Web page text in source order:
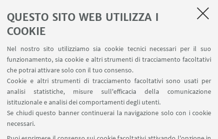
QUESTO SITO WEB UTILIZZA I
COOKIE
Nel nostro sito utilizziamo sia cookie tecnici necessari per il suo
funzionamento, sia cookie e altri strumenti di tracciamento facoltativi
che potrai attivare solo con il tuo consenso.
Cookie e altri strumenti di tracciamento facoltativi sono usati per
analisi statistiche, misure sull'efficacia della comunicazione
istituzionale e analisi dei comportamenti degli utenti.
Se chiudi questo banner continuerai la navigazione solo con i cookie
necessari.
LINK UTILI
Contatti
Area riservata